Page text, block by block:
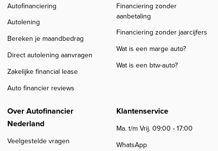
Autofinanciering
Autolening
Bereken je maandbedrag
Direct autolening aanvragen
Zakelijke financial lease
Auto financier reviews
Financiering zonder
aanbetaling
Financiering zonder jaarcijfers
Wat is een marge auto?
Wat is een btw-auto?
Over Autofinancier
Nederland
Veelgestelde vragen
Klantenservice
Ma. t/m Vrij. 09:00 - 17:00
WhatsApp